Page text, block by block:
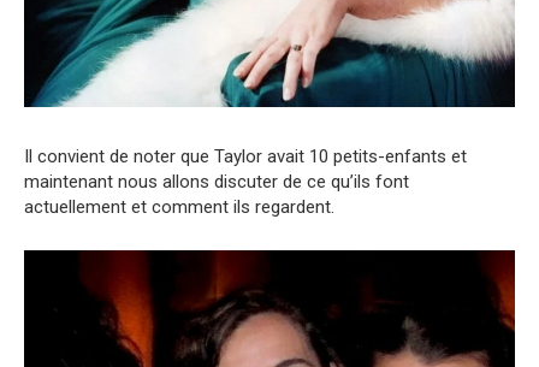
Il convient de noter que Taylor avait 10 petits-enfants et
maintenant nous allons discuter de ce qu’ils font
actuellement et comment ils regardent.